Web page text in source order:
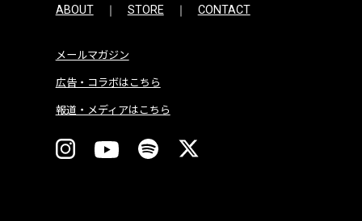
ABOUT STORE CONTACT
メールマガジン
広告・コラボはこちら
報道・メディアはこちら